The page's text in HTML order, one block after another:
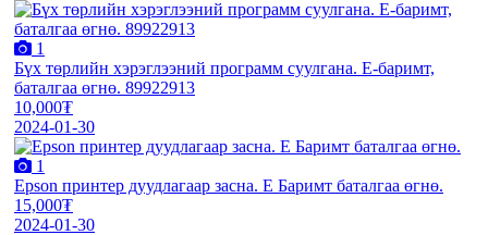
1
Бүх төрлийн хэрэглээний программ суулгана. E-баримт,
баталгаа өгнө. 89922913
10,000₮
2024-01-30
1
Epson принтер дуудлагаар засна. E Баримт баталгаа өгнө.
15,000₮
2024-01-30